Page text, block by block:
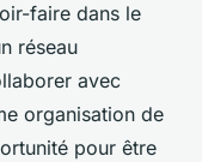
faire dans le
réseau
avec
organisation de
pour être